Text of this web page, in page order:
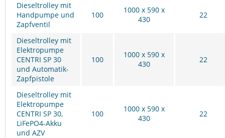
Dieseltrolley mit
Handpumpe und
Zapfventil
100
1000 x 590 x
430
22
Dieseltrolley mit
Elektropumpe
CENTRI SP 30
und Automatik-
Zapfpistole
100
1000 x 590 x
430
22
Dieseltrolley mit
Elektropumpe
CENTRI SP 30,
LiFePO4-Akku
und AZV
100
1000 x 590 x
430
22